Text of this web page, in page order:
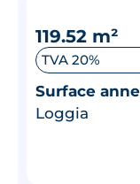
119.52 m²
TVA 20%
Surface
Loggia